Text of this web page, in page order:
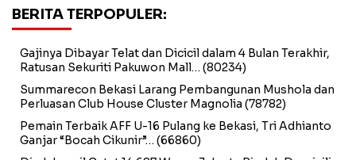
BERITA TERPOPULER:
Gajinya Dibayar Telat dan Dicicil dalam 4 Bulan Terakhir,
Ratusan Sekuriti Pakuwon Mall… (80234)
Summarecon Bekasi Larang Pembangunan Mushola dan
Perluasan Club House Cluster Magnolia (78782)
Pemain Terbaik AFF U-16 Pulang ke Bekasi, Tri Adhianto
Ganjar “Bocah Cikunir”… (66860)